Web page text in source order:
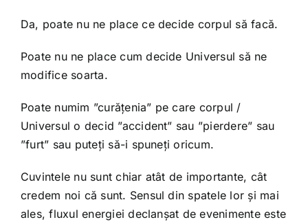
Da, poate nu ne place ce decide corpul să facă.
Poate nu ne place cum decide Universul să ne
modifice soarta.
Poate numim ”curățenia” pe care corpul /
Universul o decid ”accident” sau ”pierdere” sau
”furt” sau puteți să-i spuneți oricum.
Cuvintele nu sunt chiar atât de importante, cât
credem noi că sunt. Sensul din spatele lor și mai
ales, fluxul energiei declanșat de evenimente este